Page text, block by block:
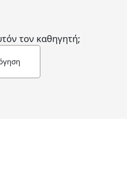
τον καθηγητή;